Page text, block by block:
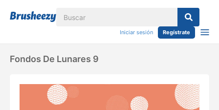
Iniciar sesión Regístrate
Fondos De Lunares 9